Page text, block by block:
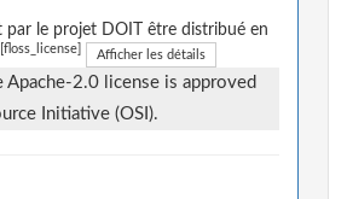
par le projet DOIT être distribué en
[floss_license] Afficher les détails
Apache-2.0 license is approved
Initiative (OSI).